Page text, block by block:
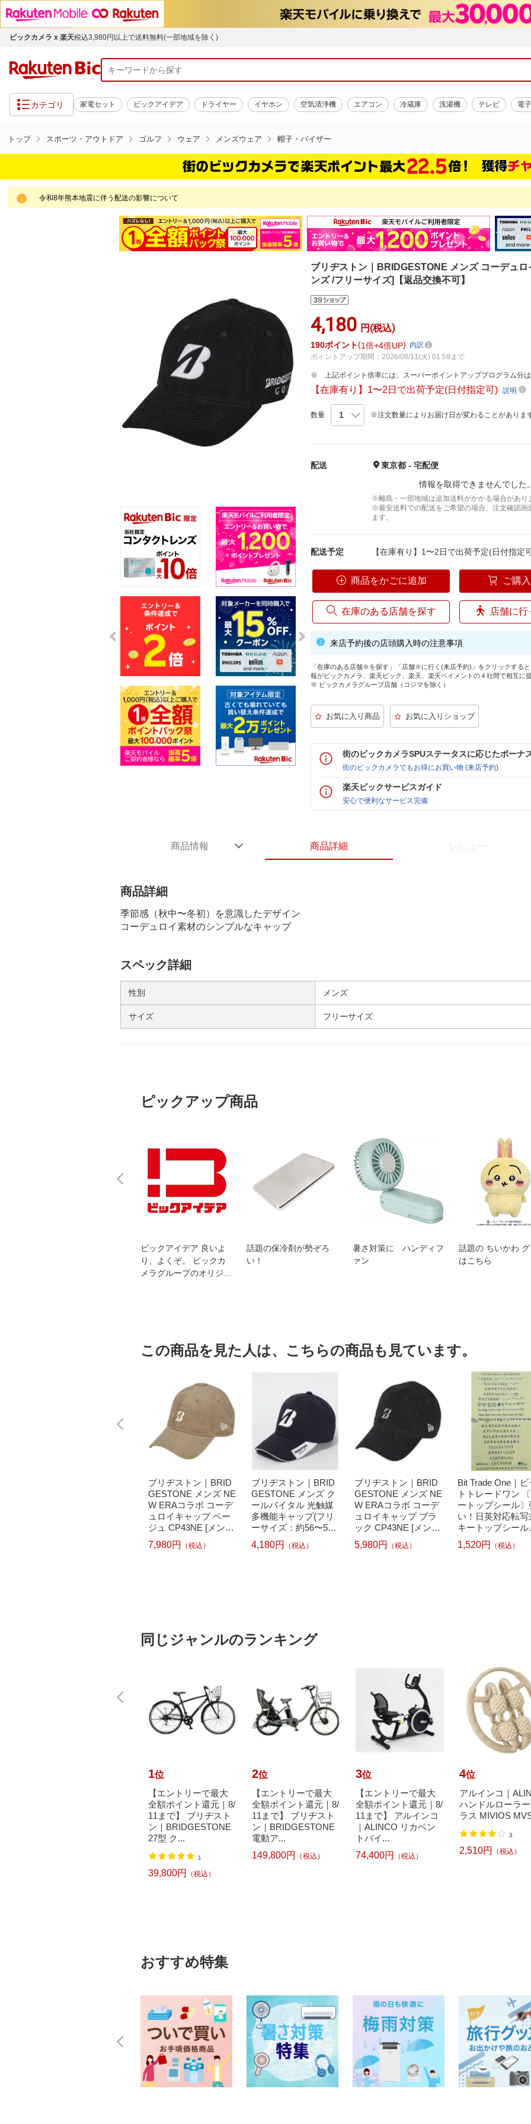
ビックカメラ x 楽天税込3,980円以上で送料無料(一部地域を除く)
カテゴリ 家電セット ビックアイデア ドライヤー イヤホン 空気清浄機 エアコン 冷蔵庫 洗濯機 テレビ 電
トップ スポーツ・アウトドア ゴルフ ウェア メンズウェア 帽子・バイザー
令和8年熊本地震に伴う配送の影響について
ブリヂストン｜BRIDGESTONE メンズ コーデュ
ンズ /フリーサイズ]【返品交換不可】
4,180 円(税込)
190ポイント 1倍 4倍UP
内訳
ポイントアップ期間：2026/08/11(火) 01:59まで
上記ポイント倍率には、スーパーポイントアッププログラム分
【在庫有り】1〜2日で出荷予定(日付指定可)説明
数量 ※注文数量によりお届け日が変わることがありま
配送
東京都 - 宅配便
情報を取得できませんでし
※離島・一部地域は追加送料がかかる場合があり
※最安送料での配送をご希望の場合、注文確認
ます。
配送予定 【在庫有り】1〜2日で出荷予定(日付指定
商品をかごに追加 ご購
在庫のある店舗を探す 店舗に
来店予約後の店頭購入時の注意事項
「在庫のある店舗※を探す」「店舗※に行く(来店予約)」をクリックする
報がビックカメラ、楽天ビック、楽天、楽天ペイメントの４社間で相互に
※ ビックカメラグループ店舗（コジマを除く）
街のビックカメラSPUステータスに応じたボーナ
街のビックカメラでもお得にお買い物 (来店予約)
楽天ビックサービスガイド
安心で便利なサービス完備
商品情報 商品詳細
商品詳細
季節感（秋中〜冬初）を意識したデザイン
コーデュロイ素材のシンプルなキャップ
スペック詳細
性別 メンズ
サイズ フリーサイズ
ピックアップ商品
ビックアイデア 良いよ
り、よくぞ。 ビックカ
メラグループのオリジナ
話題の保冷剤が勢ぞろ
い！
暑さ対策に ハンディフ
ァン
話題の ちいかわ
はこちら
この商品を見た人は、こちらの商品も見ています。
ブリヂストン｜BRID
GESTONE メンズ NE
W ERAコラボ コーデ
ュロイキャップ ベー
ジュ CP43NE [メンズ
/フリーサイズ]【返品
交換不可】
7,980円 （税込）
ブリヂストン｜BRID
GESTONE メンズ ク
ールバイタル 光触媒
多機能キャップ(フリ
ーサイズ：約56〜59c
m/ネイビー) CPSG33
【返品交換不可】
4,180円 （税込）
ブリヂストン｜BRID
GESTONE メンズ NE
W ERAコラボ コーデ
ュロイキャップ ブラ
ック CP43NE [メンズ
/フリーサイズ]【返品
交換不可】
5,980円 （税込）
Bit Trade One｜ビ
トトレードワン
ートップシール〕
い！日英対応転写
キートップシール
ット ブルー
L
1,520円 （税込）
同じジャンルのランキング
1位
【エントリーで最大
全額ポイント還元｜8/
11まで】 ブリヂスト
ン｜BRIDGESTONE
27型 ク...
1
39,800円 （税込）
2位
【エントリーで最大
全額ポイント還元｜8/
11まで】 ブリヂスト
ン｜BRIDGESTONE
電動ア...
149,800円
（税込）
3位
【エントリーで最大
全額ポイント還元｜8/
11まで】 アルインコ
｜ALINCO リカベン
トバイ...
74,400円
（税込）
4位
アルインコ｜
ハンドルローラ
ラス MIVIOS
3
2,510円 （税込）
おすすめ特集